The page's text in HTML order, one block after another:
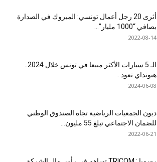
أثرى 20 رجل أعمال تونسي: المبروك في الصدارة
بصافي “1000 مليار”...
2022-08-14
هيونداي تعود...
2024-06-08
ديون الجمعيات الرياضية تجاه الصندوق الوطني
للضمان الاجتماعي تبلغ 55 مليون...
2022-06-21